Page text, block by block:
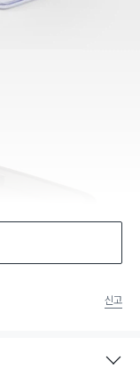
따라 제조되어 식품 또
구라는 표시입니다.
신고